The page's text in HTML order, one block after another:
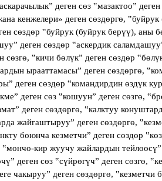
деген сөз ‟мазактооˮ деген
кенжелери» деген сөздөргө, ‟буйрук
сөздөр ‟буйрук (буйрук берүү), аны
деген сөздөр ‟аскердик
‟кичи бөлүкˮ деген сөздөр
ырааттамасыˮ деген сөздөргө,
деген сөздөр ‟командирдин өздүк
деген сөз ‟кошуунˮ деген сөзгө,
деген сөздөргө, ‟калктуу
жайгаштырууˮ деген сөздөргө,
боюнча кезметчиˮ деген сөздөр
кир жуучу жайлардын тейлөөсүˮ
деген сөз ‟сүйрөгүчˮ деген сөзгө,
чакырууˮ деген сөздөргө, ‟кезметчи